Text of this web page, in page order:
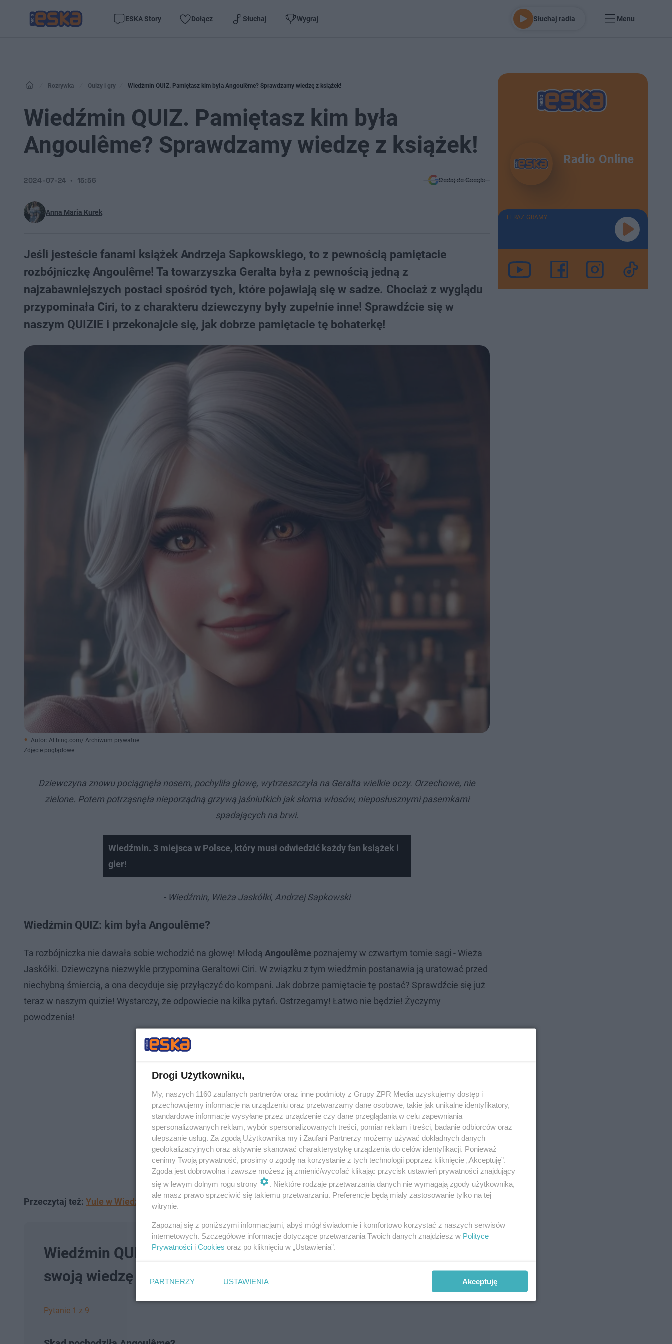
ESKA Story Dołącz Słuchaj Wygraj Słuchaj radia Menu
Rozrywka Quizy i gry Wiedźmin QUIZ. Pamiętasz kim była Angoulême? Sprawdzamy wiedzę z książek!
Wiedźmin QUIZ. Pamiętasz kim była
Angoulême? Sprawdzamy wiedzę z książek!
Anna Maria Kurek
2024-07-24 15:56 Dodaj do Google
Jeśli jesteście fanami książek Andrzeja Sapkowskiego, to z pewnością pamiętacie
rozbójniczkę Angoulême! Ta towarzyszka Geralta była z pewnością jedną z
najzabawniejszych postaci spośród tych, które pojawiają się w sadze. Chociaż z wyglądu
przypominała Ciri, to z charakteru dziewczyny były zupełnie inne! Sprawdźcie się w
naszym QUIZIE i przekonajcie się, jak dobrze pamiętacie tę bohaterkę!
Autor: AI bing.com/ Archiwum prywatne
Zdjęcie poglądowe
Dziewczyna znowu pociągnęła nosem, pochyliła głowę, wytrzeszczyła na Geralta wielkie oczy. Orzechowe, nie
zielone. Potem potrząsnęła nieporządną grzywą jaśniutkich jak słoma włosów, nieposłusznymi pasemkami
spadających na brwi.
Wiedźmin. 3 miejsca w Polsce, który musi odwiedzić każdy fan książek i
gier!
- Wiedźmin, Wieża Jaskółki, Andrzej Sapkowski
Wiedźmin QUIZ: kim była Angoulême?
Ta rozbójniczka nie dawała sobie wchodzić na głowę! Młodą Angoulême poznajemy w czwartym tomie sagi - Wieża
Jaskółki. Dziewczyna niezwykle przypomina Geraltowi Ciri. W związku z tym wiedźmin postanawia ją uratować przed
niechybną śmiercią, a ona decyduje się przyłączyć do kompani. Jak dobrze pamiętacie tę postać? Sprawdźcie się już
teraz w naszym quizie! Wystarczy, że odpowiecie na kilka pytań. Ostrzegamy! Łatwo nie będzie! Życzymy
powodzenia!
Przeczytaj też: Yule w Wiedźminie. Tak wyglądały święta w świecie Geralta z Rivii!
Wiedźmin QUIZ: Pamiętasz kim była Angoulême? Sprawdź
swoją wiedzę z książek!
Pytanie 1 z 9
Radio Online
TERAZ GRAMY
Drogi Użytkowniku,
My, naszych 1160 zaufanych partnerów oraz inne podmioty z Grupy ZPR Media uzyskujemy dostęp i
przechowujemy informacje na urządzeniu oraz przetwarzamy dane osobowe, takie jak unikalne identyfikatory,
standardowe informacje wysyłane przez urządzenie czy dane przeglądania w celu zapewniania
spersonalizowanych reklam, wybór spersonalizowanych treści, pomiar reklam i treści, badanie odbiorców oraz
ulepszanie usług. Za zgodą Użytkownika my i Zaufani Partnerzy możemy używać dokładnych danych
geolokalizacyjnych oraz aktywnie skanować charakterystykę urządzenia do celów identyfikacji. Ponieważ
cenimy Twoją prywatność, prosimy o zgodę na korzystanie z tych technologii poprzez kliknięcie „Akceptuję”.
Zgoda jest dobrowolna i zawsze możesz ją zmienić/wycofać klikając przycisk ustawień prywatności znajdujący
się w lewym dolnym rogu strony
. Niektóre rodzaje przetwarzania danych nie wymagają zgody użytkownika,
ale masz prawo sprzeciwić się takiemu przetwarzaniu. Preferencje będą miały zastosowanie tylko na tej
witrynie.
Zapoznaj się z poniższymi informacjami, abyś mógł świadomie i komfortowo korzystać z naszych serwisów
internetowych. Szczegółowe informacje dotyczące przetwarzania Twoich danych znajdziesz w Polityce
Prywatności i Cookies oraz po kliknięciu w „Ustawienia”.
PARTNERZY USTAWIENIA Akceptuję